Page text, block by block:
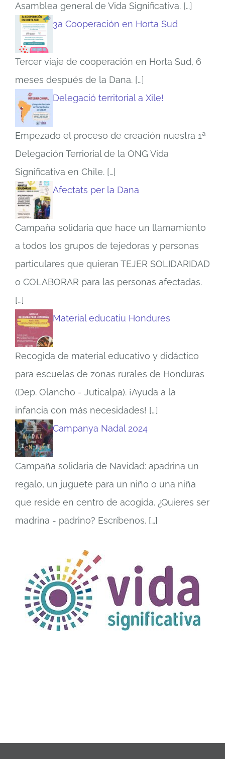
Asamblea general de Vida Significativa. […]
3a Cooperación en Horta Sud
Tercer viaje de cooperación en Horta Sud, 6
meses después de la Dana. […]
Delegació territorial a Xile!
Empezado el proceso de creación nuestra 1ª
Delegación Terriorial de la ONG Vida
Significativa en Chile. […]
Afectats per la Dana
Campaña solidaria que hace un llamamiento
a todos los grupos de tejedoras y personas
particulares que quieran TEJER SOLIDARIDAD
o COLABORAR para las personas afectadas.
[…]
Material educatiu Hondures
Recogida de material educativo y didáctico
para escuelas de zonas rurales de Honduras
(Dep. Olancho - Juticalpa). ¡Ayuda a la
infancia con más necesidades! […]
Campanya Nadal 2024
Campaña solidaria de Navidad: apadrina un
regalo, un juguete para un niño o una niña
que reside en centro de acogida. ¿Quieres ser
madrina - padrino? Escríbenos. […]